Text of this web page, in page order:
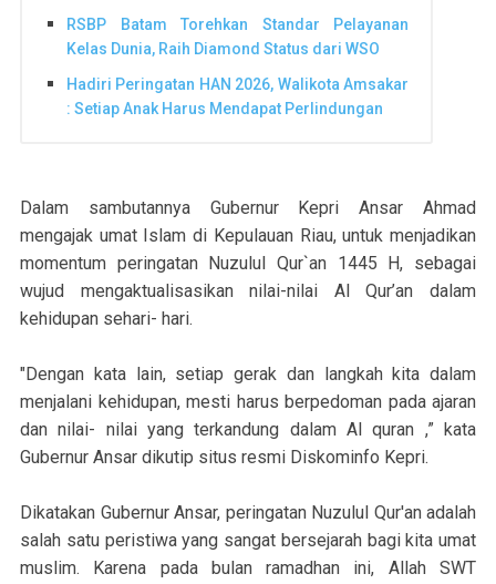
RSBP Batam Torehkan Standar Pelayanan
Kelas Dunia, Raih Diamond Status dari WSO
Hadiri Peringatan HAN 2026, Walikota Amsakar
: Setiap Anak Harus Mendapat Perlindungan
Dalam sambutannya Gubernur Kepri Ansar Ahmad
mengajak umat Islam di Kepulauan Riau, untuk menjadikan
momentum peringatan Nuzulul Qur`an 1445 H, sebagai
wujud mengaktualisasikan nilai-nilai Al Qur’an dalam
kehidupan sehari- hari.
"Dengan kata lain, setiap gerak dan langkah kita dalam
menjalani kehidupan, mesti harus berpedoman pada ajaran
dan nilai- nilai yang terkandung dalam Al quran ,” kata
Gubernur Ansar dikutip situs resmi Diskominfo Kepri.
Dikatakan Gubernur Ansar, peringatan Nuzulul Qur'an adalah
salah satu peristiwa yang sangat bersejarah bagi kita umat
muslim. Karena pada bulan ramadhan ini, Allah SWT